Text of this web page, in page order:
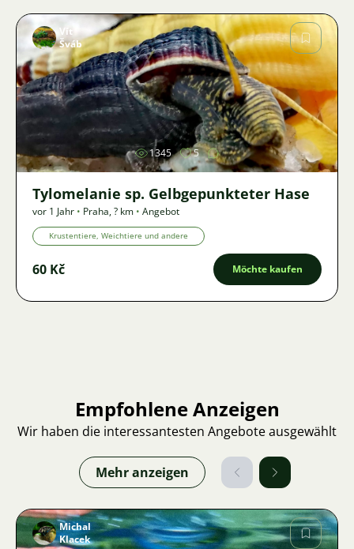
Bild
Vít
Šváb
1345 5
Tylomelanie sp. Gelbgepunkteter Hase
vor 1 Jahr • Praha,? km • Angebot
Krustentiere, Weichtiere und andere
60 Kč Möchte kaufen
Empfohlene Anzeigen
Wir haben die interessantesten Angebote ausgewählt
Mehr anzeigen
Michal
Klacek